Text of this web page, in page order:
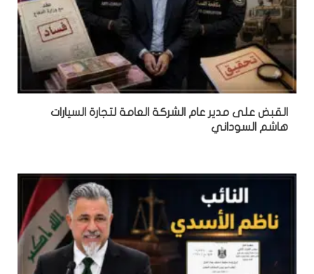
القبض على مدير عام الشركة العامة لتجارة السيارات
هاشم السوداني